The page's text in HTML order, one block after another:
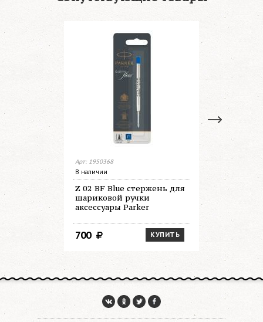
Арт: 1950368
В наличии
Z 02 BF Blue стержень для
шариковой ручки
аксессуары Parker
КУПИТЬ
700
В наличии
Z 02 BF